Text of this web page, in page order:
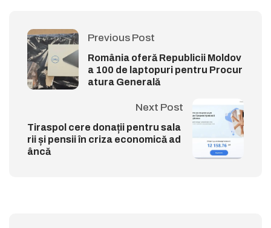
Previous Post
România oferă Republicii Moldov
a 100 de laptopuri pentru Procur
atura Generală
Next Post
Tiraspol cere donații pentru sala
rii și pensii în criza economică ad
âncă